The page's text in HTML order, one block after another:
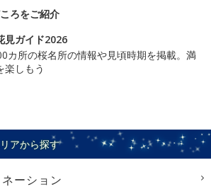
ろをご紹介
見ガイド2026
カ所の桜名所の情報や見頃時期を掲載。満
楽しもう
アから探す
ーション